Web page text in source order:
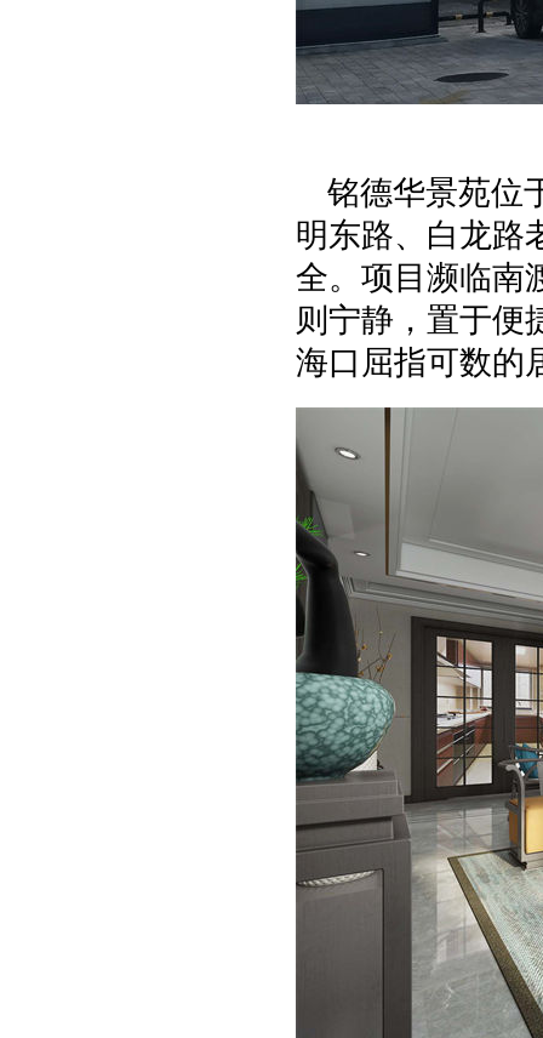
铭德华景苑位
明东路、白龙路
全。项目濒临南
则宁静，置于便
海口屈指可数的